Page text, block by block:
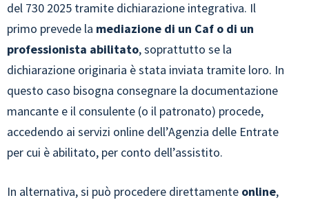
del 730 2025 tramite dichiarazione integrativa. Il
primo prevede la mediazione di un Caf o di un
professionista abilitato, soprattutto se la
dichiarazione originaria è stata inviata tramite loro. In
questo caso bisogna consegnare la documentazione
mancante e il consulente (o il patronato) procede,
accedendo ai servizi online dell’Agenzia delle Entrate
per cui è abilitato, per conto dell’assistito.
In alternativa, si può procedere direttamente online,